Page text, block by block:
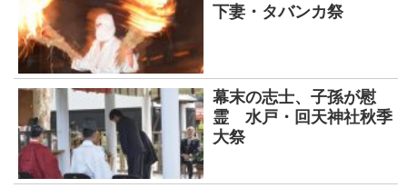
下妻・タバンカ祭
幕末の志士、子孫が慰
霊 水戸・回天神社秋季
大祭